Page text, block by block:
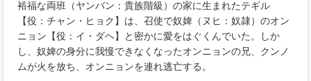
裕福な両班（ヤンバン：貴族階級）の家に生まれたテギル
【役：チャン・ヒョク】は、召使で奴婢（ヌヒ：奴隷）のオン
ニョン【役：イ・ダヘ】と密かに愛をはぐくんでいた。しか
し、奴婢の身分に我慢できなくなったオンニョンの兄、クンノ
ムが火を放ち、オンニョンを連れ逃亡する。